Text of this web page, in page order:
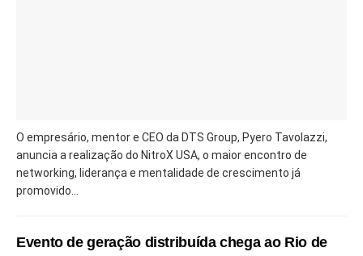
O empresário, mentor e CEO da DTS Group, Pyero Tavolazzi,
anuncia a realização do NitroX USA, o maior encontro de
networking, liderança e mentalidade de crescimento já
promovido...
Evento de geração distribuída chega ao Rio de